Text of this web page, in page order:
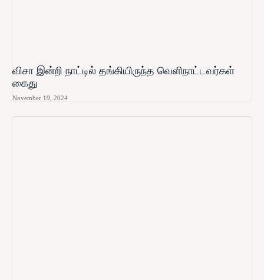
விசா இன்றி நாட்டில் தங்கியிருந்த வெளிநாட்டவர்கள்
கைது
November 19, 2024